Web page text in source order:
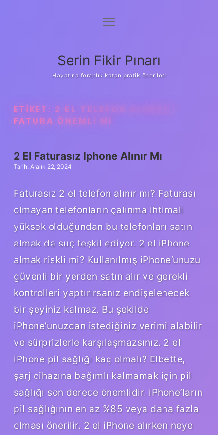
Gizlilik Politikası
Yasal Uyarı
menüyü
Serin Fikir Pınarı
Hayatına ferahlık katan pratik öneriler!
ETIKET: 2 EL TELEFON ALIRKEN
FATURA ÖNEMLI MI
2 El Faturasız Iphone Alınır Mı
Tarih: Aralık 22, 2024
Faturasız 2 el telefon alınır mı? Faturası
olmayan telefonların çalınma ihtimali
yüksek olduğundan bu telefonları satın
almak da suç teşkil ediyor. 2 el iPhone
almak riskli mi? Kullanılmış iPhone’unuzu
güvenli bir yerden satın alır ve gerekli
kontrolleri yaptırırsanız endişelenecek
bir şeyiniz kalmaz. Bu şekilde
iPhone’unuzdan istediğiniz verimi alabilir
ve sürprizlerle karşılaşmazsınız. 2 el
iPhone pil sağlığı kaç olmalı? Elbette,
şarj cihazına bağımlı kalmamak için pil
sağlığı son derece önemlidir. iPhone’ların
pil sağlığının en az %85 veya daha fazla
olması önerilir. 2 el iPhone alırken neye